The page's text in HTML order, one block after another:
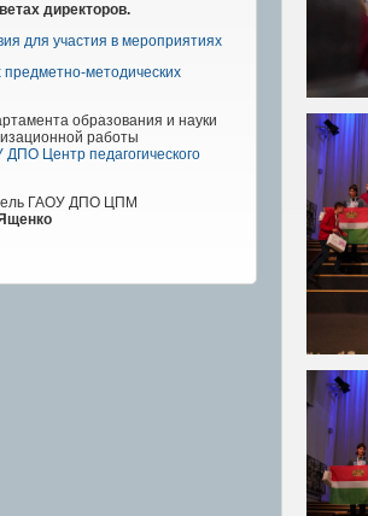
директоров.
для участия в мероприятиях
предметно-методических
образования и науки
работы
ДПО Центр педагогического
ГАОУ ДПО ЦПМ